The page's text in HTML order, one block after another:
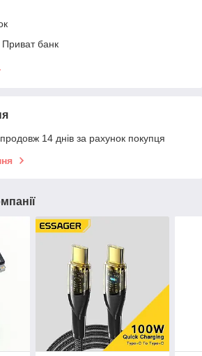
Приват банк
14 днів за рахунок покупця